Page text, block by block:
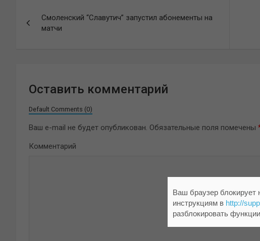
по
Смоленский “Славутич” запустил абонементы на
матчи
Оставить комментарий
Default Comments (0)
Ваш e-mail не будет опубликован. Обязательные поля помечены
Комментарий
Ваш браузер блокирует
инструкциям в http://
разблокировать